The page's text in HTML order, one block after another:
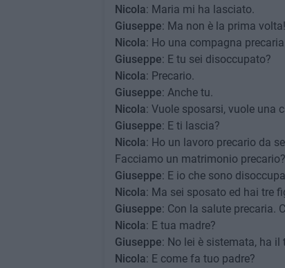
Nicola: Maria mi ha lasciato.
Giuseppe: Ma non è la prima
Nicola: Ho una compagna
Giuseppe: E tu sei disoccupato?
Nicola: Precario.
Giuseppe: Anche tu.
Nicola: Vuole sposarsi, vuole una
Giuseppe: E ti lascia?
Nicola: Ho un lavoro precario da
Facciamo un matrimonio precario?
Giuseppe: E io che sono
Nicola: Ma sei sposato ed hai tre
Giuseppe: Con la salute precaria.
Nicola: E tua madre?
Giuseppe: No lei è sistemata, ha il
Nicola: E come fa tuo padre?